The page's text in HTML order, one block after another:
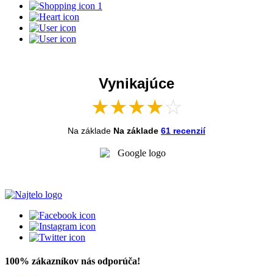
1
Vynikajúce
★★★★☆
Na základe Na základe 61 recenzií
100% zákazníkov nás odporúča!